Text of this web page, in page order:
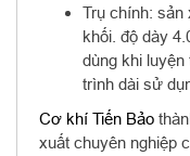
Trụ chính: sản
khối. độ dày
dùng khi luyện
trình dài sử
Cơ khí Tiến Bảo
xuất chuyên nghiệp